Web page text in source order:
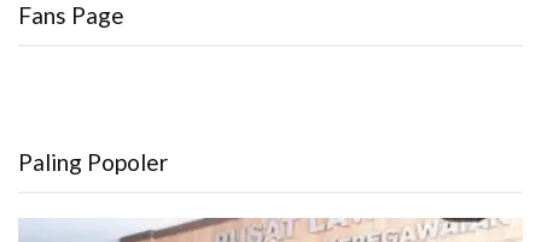
Fans Page
Paling Popoler